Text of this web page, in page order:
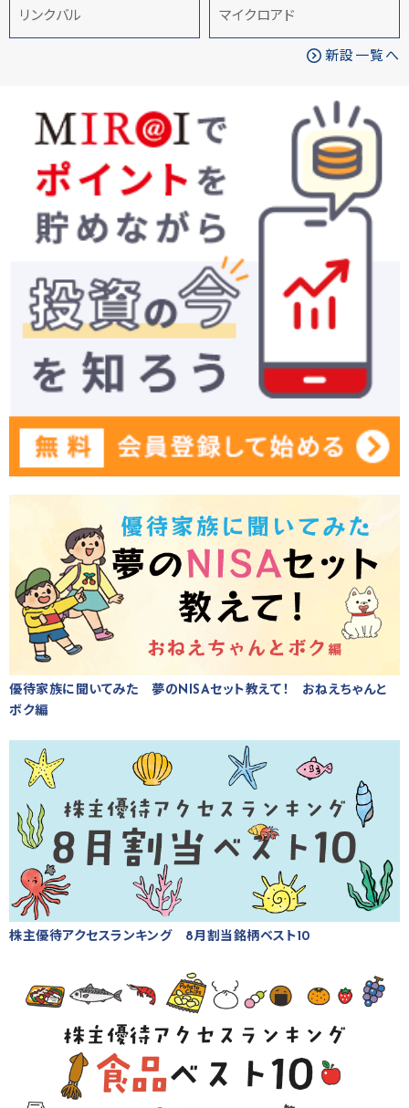
リンクバル マイクロアド
新設一覧へ
優待家族に聞いてみた 夢のNISAセット教えて！ おねえちゃんと
ボク編
株主優待アクセスランキング 8月割当銘柄ベスト10